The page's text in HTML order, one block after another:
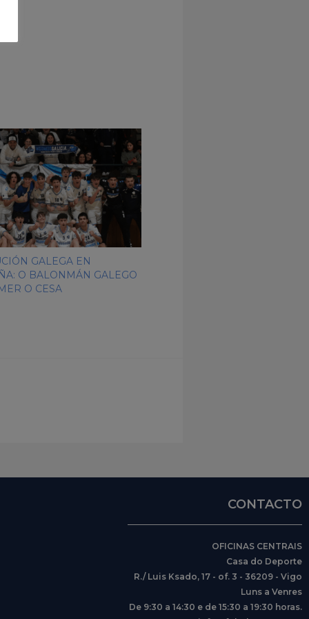
GALEGA EN
O BALONMÁN GALEGO
O CESA
CONTACTO
OFICINAS CENTRAIS
Casa do Deporte
R./ Luis Ksado, 17 - of. 3 - 36209 - Vigo
Luns a Venres
De 9:30 a 14:30 e de 15:30 a 19:30 horas.